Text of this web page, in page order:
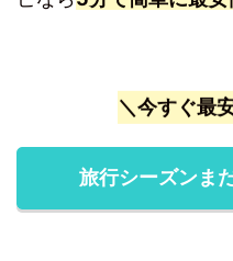
＼今すぐ最
旅行シーズンま